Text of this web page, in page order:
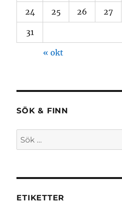
24 25 26 27
31
« okt
SÖK & FINN
Sök
efter:
ETIKETTER